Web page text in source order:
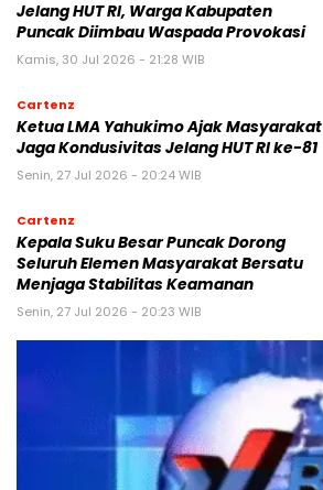
Jelang HUT RI, Warga Kabupaten
Puncak Diimbau Waspada Provokasi
Kamis, 30 Jul 2026 - 21:28 WIB
Cartenz
Ketua LMA Yahukimo Ajak Masyarakat
Jaga Kondusivitas Jelang HUT RI ke-81
Senin, 27 Jul 2026 - 20:24 WIB
Cartenz
Kepala Suku Besar Puncak Dorong
Seluruh Elemen Masyarakat Bersatu
Menjaga Stabilitas Keamanan
Senin, 27 Jul 2026 - 20:23 WIB